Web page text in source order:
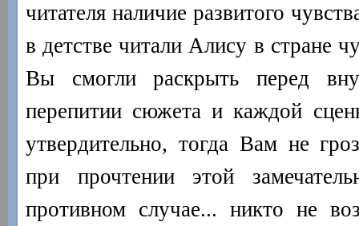
читателя наличие развитого
в детстве читали Алису в стране
Вы смогли раскрыть перед
перепитии сюжета и каждой
утвердительно, тогда Вам не
при прочтении этой
противном случае... никто не